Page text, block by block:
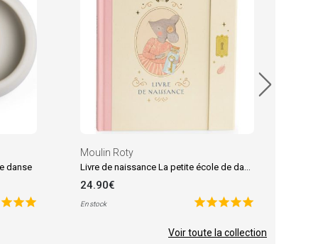
danse
Moulin Roty
24.90€
En stock
Voir toute la collection